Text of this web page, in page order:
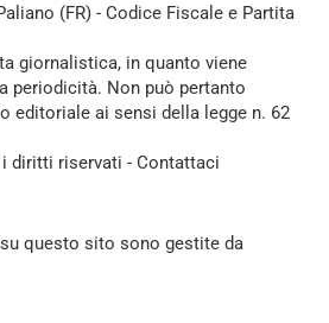
(FR) - Codice Fiscale e Partita
giornalistica, in quanto viene
periodicità. Non può pertanto
editoriale ai sensi della legge n. 62
diritti riservati - Contattaci
questo sito sono gestite da